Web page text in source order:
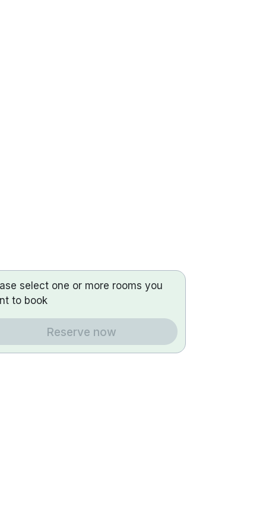
select one or more rooms you
to book
Reserve now